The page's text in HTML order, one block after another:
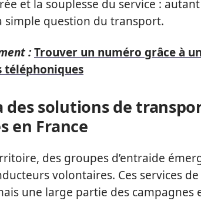
et la souplesse du service :
simple question du transport.
:Trouver un numéro grâce à
téléphoniques
des solutions de
en France
des groupes d’entraide
volontaires. Ces services
une large partie des campagnes